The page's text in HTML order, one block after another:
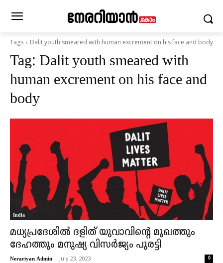
Tags Dalit youth smeared with human excrement on his face and body
Tag: Dalit youth smeared with
human excrement on his face and
body
India
മധ്യപ്രദേശില്‍ ദളിത് യുവാവിന്റെ മുഖത്തും
ദേഹത്തും മനുഷ്യ വിസര്‍ജ്യം പുരട്ടി
Nerariyan Admin - July 23, 2023 0